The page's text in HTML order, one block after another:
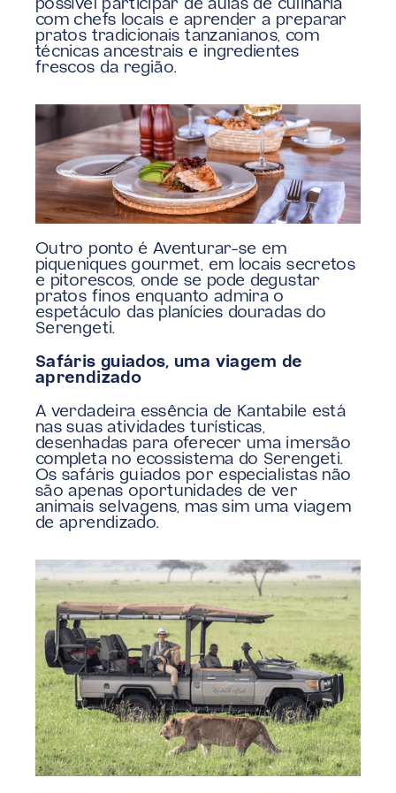
possível participar de aulas de culinária
com chefs locais e aprender a preparar
pratos tradicionais tanzanianos, com
técnicas ancestrais e ingredientes
frescos da região.
Outro ponto é Aventurar-se em
piqueniques gourmet, em locais secretos
e pitorescos, onde se pode degustar
pratos finos enquanto admira o
espetáculo das planícies douradas do
Serengeti.
Safáris guiados, uma viagem de
aprendizado
A verdadeira essência de Kantabile está
nas suas atividades turísticas,
desenhadas para oferecer uma imersão
completa no ecossistema do Serengeti.
Os safáris guiados por especialistas não
são apenas oportunidades de ver
animais selvagens, mas sim uma viagem
de aprendizado.